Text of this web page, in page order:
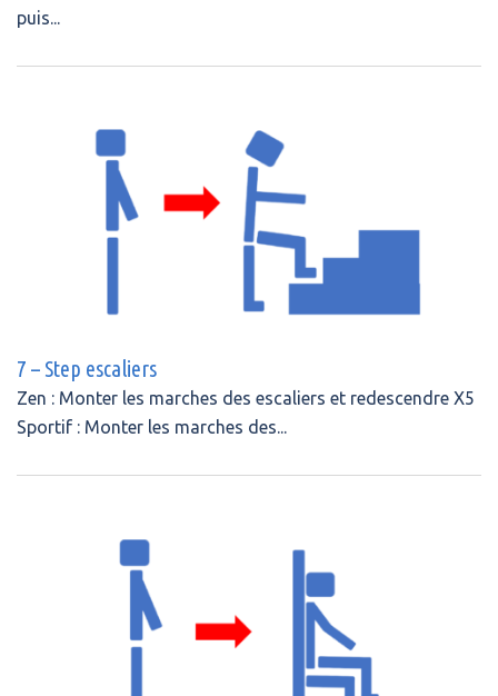
puis...
7 – Step escaliers
Zen : Monter les marches des escaliers et redescendre X5
Sportif : Monter les marches des...